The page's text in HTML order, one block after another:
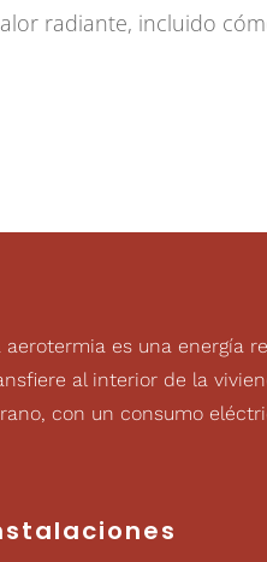
radiante, incluido
aerotermia es una energía
al interior de la
con un consumo